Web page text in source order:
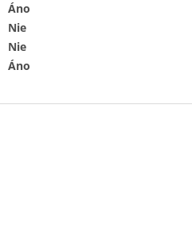
Áno
Nie
Nie
Áno